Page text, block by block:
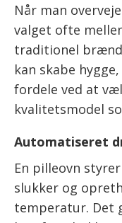
Når man
valget ofte
traditionel
kan skabe
fordele ved at
kvalitetsmodel
Automatiseret
En pilleovn
slukker og
temperatur. Det